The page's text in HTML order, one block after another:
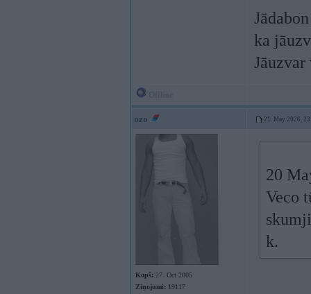
ka
ozo 21. May 2026,
Kopš: 27. Oct 2005
Ziņojumi: 19117
20
Veco
k.